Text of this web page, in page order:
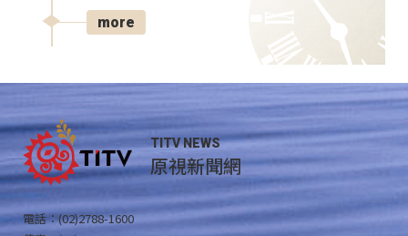
more
TITV NEWS
原視新聞網
電話：(02)2788-1600